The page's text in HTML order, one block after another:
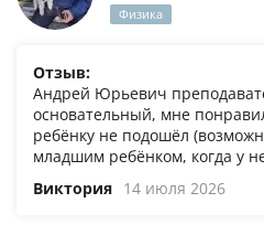
Физика
Отзыв:
Андрей Юрьевич
основательный, мне
ребёнку не подошёл
младшим ребёнком, когда у
Виктория 14 июля 2026